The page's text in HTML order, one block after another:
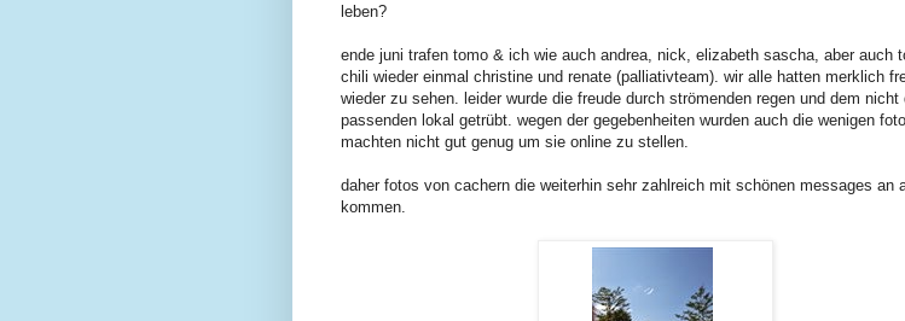
leben?
ende juni trafen tomo & ich wie auch andrea, nick, elizabeth sascha, aber auch
chili wieder einmal christine und renate (palliativteam). wir alle hatten merklich
wieder zu sehen. leider wurde die freude durch strömenden regen und dem nicht
passenden lokal getrübt. wegen der gegebenheiten wurden auch die wenigen
machten nicht gut genug um sie online zu stellen.
daher fotos von cachern die weiterhin sehr zahlreich mit schönen messages an
kommen.